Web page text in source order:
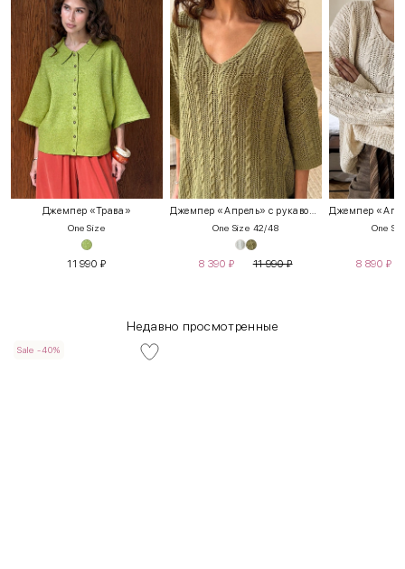
Джемпер «Трава»
One Size
11 990 ₽
Джемпер «Апрель» с рукавом 3/4
One Size 42/48
8 390 ₽ 11 990₽
One
8 890 ₽
Недавно просмотренные
Sale -40%